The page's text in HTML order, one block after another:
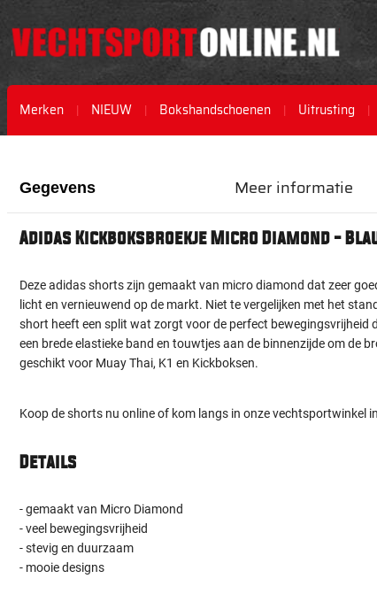
Merken NIEUW Bokshandschoenen Uitrusting
het
van
het
van
Gegevens
Adidas Kickboksbroekje Micro Diamond -
Deze adidas shorts zijn gemaakt van micro diamond dat zeer
licht en vernieuwend op de markt. Niet te vergelijken met het
short heeft een split wat zorgt voor de perfect bewegingsvrijheid
een brede elastieke band en touwtjes aan de binnenzijde om de
geschikt voor Muay Thai, K1 en Kickboksen.
Koop de shorts nu online of kom langs in onze vechtsportwinkel
Details
- gemaakt van Micro Diamond
- veel bewegingsvrijheid
- stevig en duurzaam
- mooie designs
Meer informatie